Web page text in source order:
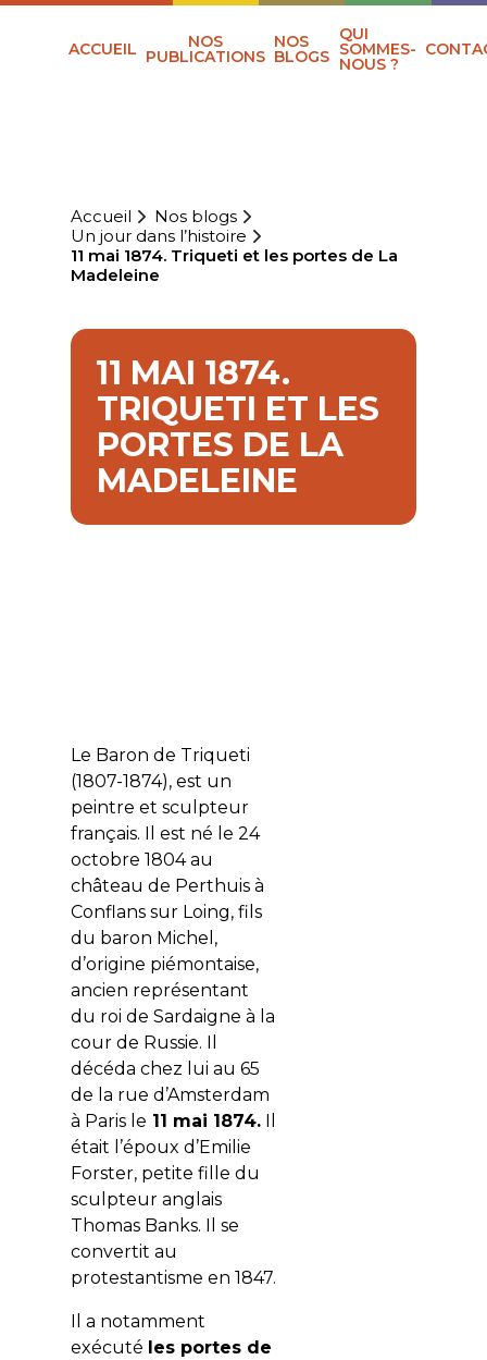
ACCUEIL NOS
PUBLICATIONS
NOS
BLOGS
QUI
SOMMES-
NOUS ?
Accueil
Nos blogs
Un jour dans l’histoire
11 mai 1874. Triqueti et les portes de La
Madeleine
11 MAI 1874.
TRIQUETI ET LES
PORTES DE LA
MADELEINE
Le Baron de Triqueti
(1807-1874), est un
peintre et sculpteur
français. Il est né le 24
octobre 1804 au
château de Perthuis à
Conflans sur Loing, fils
du baron Michel,
d’origine piémontaise,
ancien représentant
du roi de Sardaigne à la
cour de Russie. Il
décéda chez lui au 65
de la rue d’Amsterdam
à Paris le 11 mai 1874.Il
était l’époux d’Emilie
Forster, petite fille du
sculpteur anglais
Thomas Banks. Il se
convertit au
protestantisme en 1847.
Il a notamment
exécuté les portes de